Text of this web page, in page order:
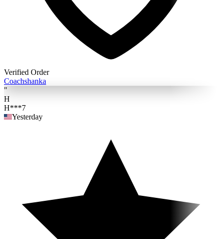
Verified Order
Coachshanka
"
H
H***7
Yesterday